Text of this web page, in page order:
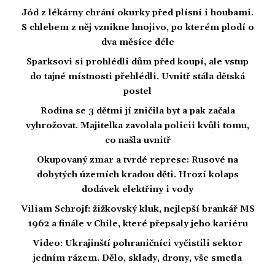
Jód z lékárny chrání okurky před plísní i houbami.
S chlebem z něj vznikne hnojivo, po kterém plodí o
dva měsíce déle
Sparksovi si prohlédli dům před koupí, ale vstup
do tajné místnosti přehlédli. Uvnitř stála dětská
postel
Rodina se 3 dětmi jí zničila byt a pak začala
vyhrožovat. Majitelka zavolala policii kvůli tomu,
co našla uvnitř
Okupovaný zmar a tvrdé represe: Rusové na
dobytých územích kradou děti. Hrozí kolaps
dodávek elektřiny i vody
Viliam Schrojf: žižkovský kluk, nejlepší brankář MS
1962 a finále v Chile, které přepsaly jeho kariéru
Video: Ukrajinští pohraničníci vyčistili sektor
jedním rázem. Dělo, sklady, drony, vše smetla